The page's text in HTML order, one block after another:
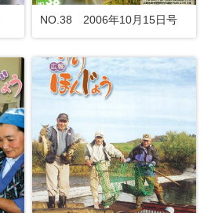
NO.38 2006年10月15日号